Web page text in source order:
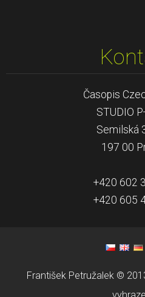
Časopis
STUDIO
Semilská
197 00
+420 602
+420 605
František Petružalek ©